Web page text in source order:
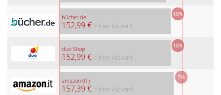
bücher.de
152,99 €
10%
> hier klicken!
duo-Shop
152,99 €
10%
> hier klicken!
amazon (IT)
157,39 €
7%
> hier klicken!